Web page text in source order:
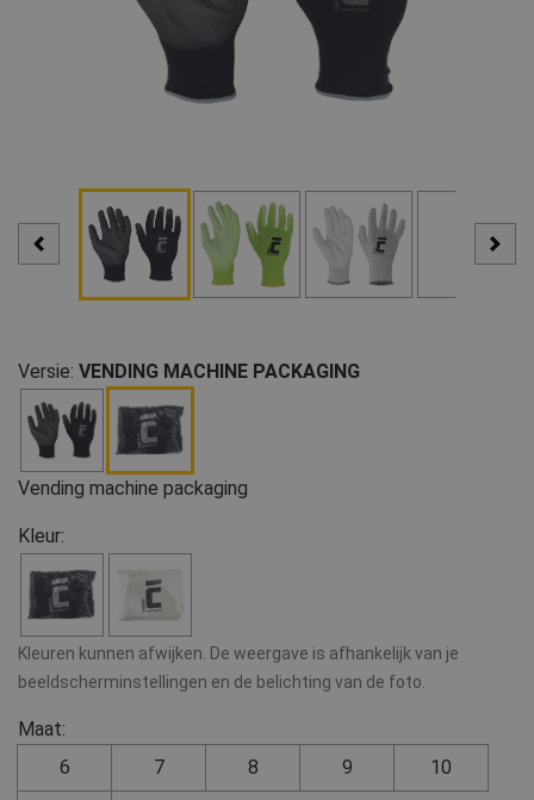
Versie: VENDING MACHINE PACKAGING
Vending machine packaging
Kleur:
Kleuren kunnen afwijken. De weergave is afhankelijk van je
beeldscherminstellingen en de belichting van de foto.
Maat:
6
7 8 9 10